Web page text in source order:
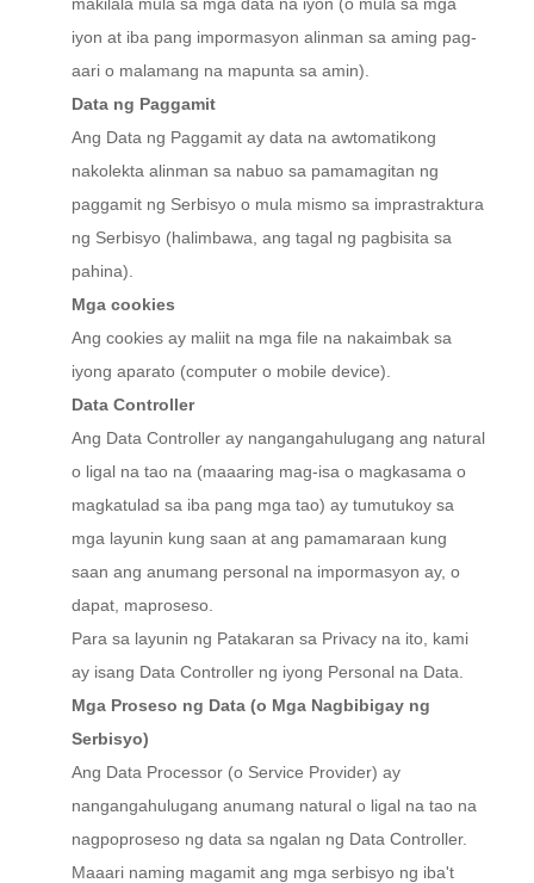
iyon at iba pang impormasyon alinman sa aming pag-
aari o malamang na mapunta sa amin).
Data ng Paggamit
Ang Data ng Paggamit ay data na awtomatikong
nakolekta alinman sa nabuo sa pamamagitan ng
paggamit ng Serbisyo o mula mismo sa imprastraktura
ng Serbisyo (halimbawa, ang tagal ng pagbisita sa
pahina).
Mga cookies
Ang cookies ay maliit na mga file na nakaimbak sa
iyong aparato (computer o mobile device).
Data Controller
Ang Data Controller ay nangangahulugang ang natural
o ligal na tao na (maaaring mag-isa o magkasama o
magkatulad sa iba pang mga tao) ay tumutukoy sa
mga layunin kung saan at ang pamamaraan kung
saan ang anumang personal na impormasyon ay, o
dapat, maproseso.
Para sa layunin ng Patakaran sa Privacy na ito, kami
ay isang Data Controller ng iyong Personal na Data.
Mga Proseso ng Data (o Mga Nagbibigay ng
Serbisyo)
Ang Data Processor (o Service Provider) ay
nangangahulugang anumang natural o ligal na tao na
nagpoproseso ng data sa ngalan ng Data Controller.
Maaari naming magamit ang mga serbisyo ng iba't